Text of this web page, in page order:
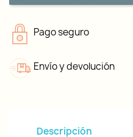
Pago seguro
Envío y devolución
Descripción